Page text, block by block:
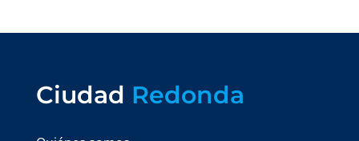
Ciudad Redonda